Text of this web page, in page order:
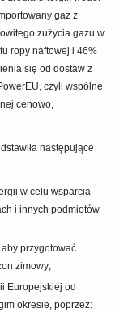
gaz z
zużycia gazu w
ropy naftowej i 46%
się od dostaw z
czyli wspólne
cenowo,
następujące
w celu wsparcia
i innych podmiotów
przygotować
zimowy;
Europejskiej od
okresie, poprzez: